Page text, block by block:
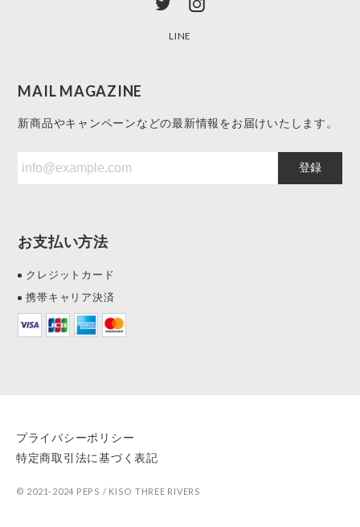
LINE
MAIL MAGAZINE
新商品やキャンペーンなどの最新情報をお届けいたします。
登録
お支払い方法
クレジットカード
携帯キャリア決済
プライバシーポリシー
特定商取引法に基づく表記
© 2021-2024 PEPS / KISO THREE RIVERS